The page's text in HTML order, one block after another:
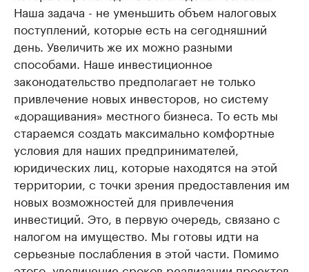
Наша задача - не уменьшить объем налоговых
поступлений, которые есть на сегодняшний
день. Увеличить же их можно разными
способами. Наше инвестиционное
законодательство предполагает не только
привлечение новых инвесторов, но систему
«доращивания» местного бизнеса. То есть мы
стараемся создать максимально комфортные
условия для наших предпринимателей,
юридических лиц, которые находятся на этой
территории, с точки зрения предоставления им
новых возможностей для привлечения
инвестиций. Это, в первую очередь, связано с
налогом на имущество. Мы готовы идти на
серьезные послабления в этой части. Помимо